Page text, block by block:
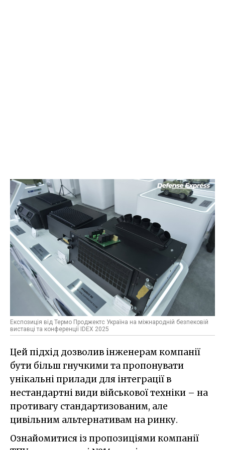
Експозиція від Термо Проджектс Україна на міжнародній безпековій
виставці та конференції IDEX 2025
Цей підхід дозволив інженерам компанії
бути більш гнучкими та пропонувати
унікальні прилади для інтеграції в
нестандартні види військової техніки – на
противагу стандартизованим, але
цивільним альтернативам на ринку.
Ознайомитися із пропозиціями компанії